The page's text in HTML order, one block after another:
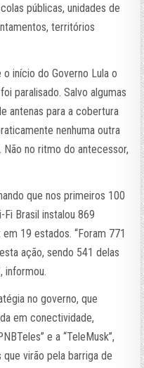
públicas, unidades de
territórios
início do Governo Lula o
paralisado. Salvo algumas
antenas para a cobertura
nenhuma outra
no ritmo do antecessor,
que nos primeiros 100
Fi Brasil instalou 869
19 estados. “Foram 771
ação, sendo 541 delas
informou.
no governo, que
em conectividade,
e a “TeleMusk”,
virão pela barriga de